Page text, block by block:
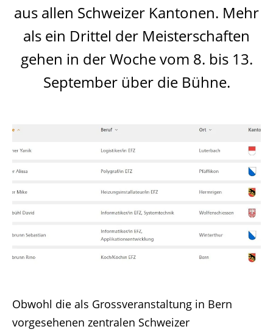
aus allen Schweizer Kantonen. Mehr
als ein Drittel der Meisterschaften
gehen in der Woche vom 8. bis 13.
September über die Bühne.
Obwohl die als Grossveranstaltung in Bern
vorgesehenen zentralen Schweizer